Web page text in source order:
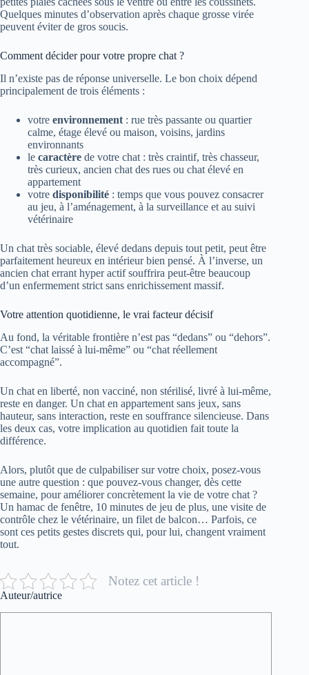
Quelques minutes d’observation après chaque grosse virée
peuvent éviter de gros soucis.
Comment décider pour votre propre chat ?
Il n’existe pas de réponse universelle. Le bon choix dépend
principalement de trois éléments :
votre environnement : rue très passante ou quartier
calme, étage élevé ou maison, voisins, jardins
environnants
le caractère de votre chat : très craintif, très chasseur,
très curieux, ancien chat des rues ou chat élevé en
appartement
votre disponibilité : temps que vous pouvez consacrer
au jeu, à l’aménagement, à la surveillance et au suivi
vétérinaire
Un chat très sociable, élevé dedans depuis tout petit, peut être
parfaitement heureux en intérieur bien pensé. À l’inverse, un
ancien chat errant hyper actif souffrira peut-être beaucoup
d’un enfermement strict sans enrichissement massif.
Votre attention quotidienne, le vrai facteur décisif
Au fond, la véritable frontière n’est pas “dedans” ou “dehors”.
C’est “chat laissé à lui-même” ou “chat réellement
accompagné”.
Un chat en liberté, non vacciné, non stérilisé, livré à lui-même,
reste en danger. Un chat en appartement sans jeux, sans
hauteur, sans interaction, reste en souffrance silencieuse. Dans
les deux cas, votre implication au quotidien fait toute la
différence.
Alors, plutôt que de culpabiliser sur votre choix, posez-vous
une autre question : que pouvez-vous changer, dès cette
semaine, pour améliorer concrètement la vie de votre chat ?
Un hamac de fenêtre, 10 minutes de jeu de plus, une visite de
contrôle chez le vétérinaire, un filet de balcon… Parfois, ce
sont ces petits gestes discrets qui, pour lui, changent vraiment
tout.
Notez cet article !
Auteur/autrice